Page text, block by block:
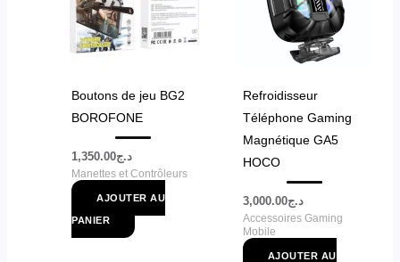
Boutons de jeu BG2
BOROFONE
د.ج1,350.00
Manettes et Contrôleurs
AJOUTER AU
PANIER
Refroidisseur
Téléphone Gaming
Magnétique GA5
HOCO
د.ج3,000.00
Accessoires Gaming
Mobile
AJOUTER AU